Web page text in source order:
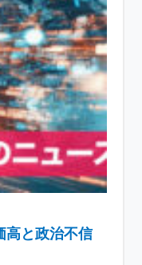
高と政治不信